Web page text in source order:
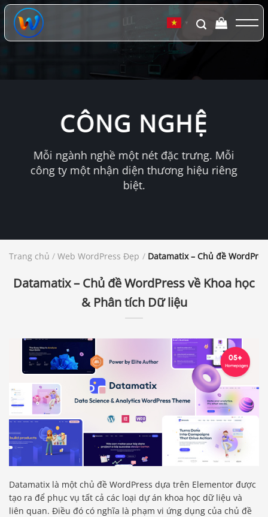
Chuyển
đến
dung
▼
CÔNG NGHỆ
Mỗi ngành nghề một nét đặc trưng. Mỗi
công ty một nhận diện thương hiệu riêng
biệt.
Trang chủ / Web WordPress Đẹp / Datamatix – Chủ đề
Datamatix – Chủ đề WordPress về Khoa học
& Phân tích Dữ liệu
Datamatix là một chủ đề WordPress dựa trên Elementor được
tạo ra để phục vụ tất cả các loại dự án khoa học dữ liệu và
liên quan. Điều đó có nghĩa là phạm vi ứng dụng của chủ đề